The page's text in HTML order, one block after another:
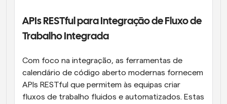
APIs RESTful para Integração de Fluxo de
Trabalho Integrada
Com foco na integração, as ferramentas de
calendário de código aberto modernas fornecem
APIs RESTful que permitem às equipas criar
fluxos de trabalho fluidos e automatizados. Estas